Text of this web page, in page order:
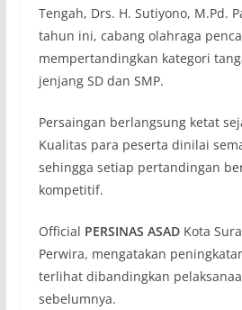
Tengah, Drs. H. Sutiyono, M.Pd.
tahun ini, cabang olahraga
mempertandingkan kategori
jenjang SD dan SMP.
Persaingan berlangsung ketat
Kualitas para peserta dinilai
sehingga setiap pertandingan
kompetitif.
Official PERSINAS ASADKota
Perwira, mengatakan
terlihat dibandingkan
sebelumnya.